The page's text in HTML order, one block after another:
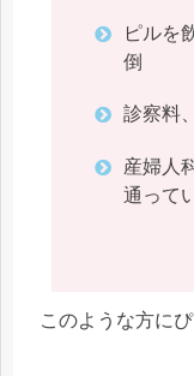
ピルを
倒
診察料
産婦人
通って
このような方に